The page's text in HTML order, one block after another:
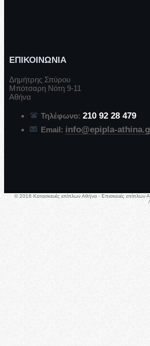
ΕΠΙΚΟΙΝΩΝΙΑ
Δημήτρης Σπύρου
Μπότσαρη Νότη 9-11
Αθήνα
Τηλέφωνο: 210 92 28 479
Email: info@epipla-
© 2016 Κατασκευές επίπλων Αθήνα - Επισκευές επίπλων